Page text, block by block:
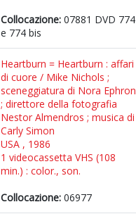
Collocazione: 07881 DVD 774
e 774 bis
Heartburn = Heartburn : affari
di cuore / Mike Nichols ;
sceneggiatura di Nora Ephron
; direttore della fotografia
Nestor Almendros ; musica di
Carly Simon
USA , 1986
1 videocassetta VHS (108
min.) : color., son.
Collocazione: 06977